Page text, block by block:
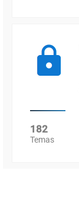
182
Temas